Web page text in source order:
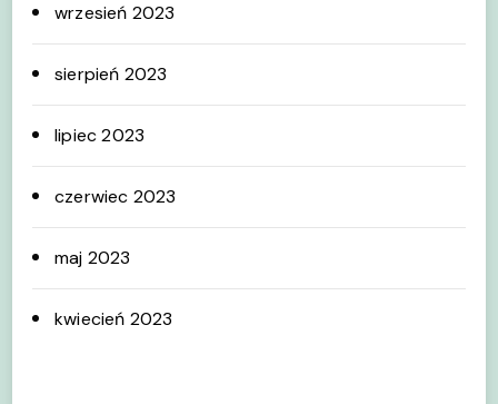
wrzesień 2023
sierpień 2023
lipiec 2023
czerwiec 2023
maj 2023
kwiecień 2023